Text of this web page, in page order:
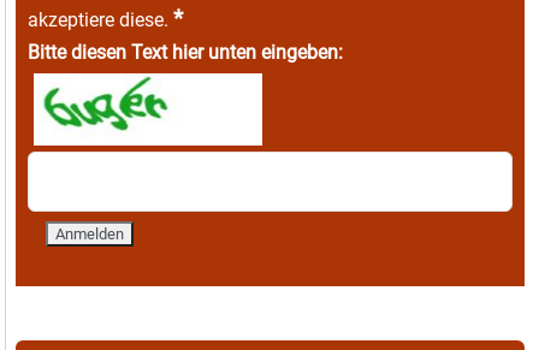
akzeptiere diese. *
Bitte diesen Text hier unten eingeben: